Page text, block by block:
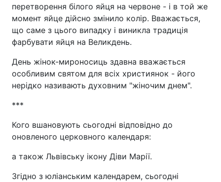
перетворення білого яйця на червоне - і в той же
момент яйце дійсно змінило колір. Вважається,
що саме з цього випадку і виникла традиція
фарбувати яйця на Великдень.
День жінок-мироносиць здавна вважається
особливим святом для всіх християнок - його
нерідко називають духовним "жіночим днем".
***
Кого вшановують сьогодні відповідно до
оновленого церковного календаря:
а також Львівську ікону Діви Марії.
Згідно з юліанським календарем, сьогодні